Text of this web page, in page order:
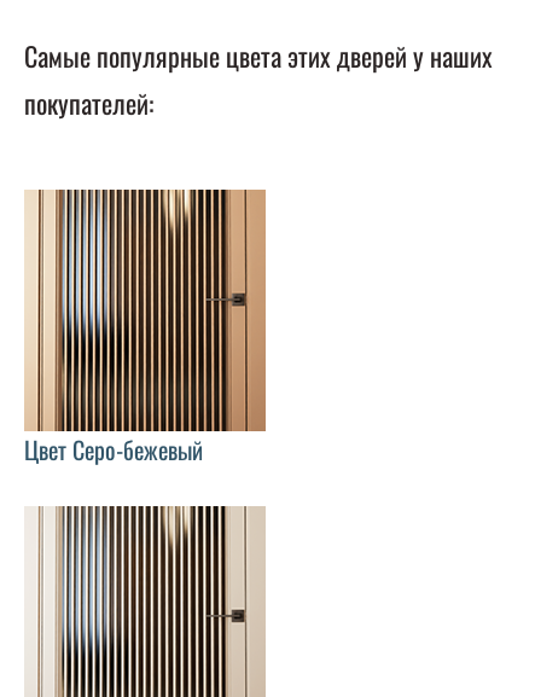
Самые популярные цвета этих дверей у наших
покупателей:
Цвет Серо-бежевый